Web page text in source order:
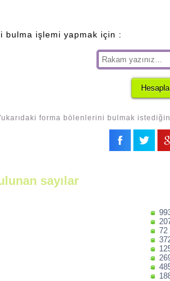
bulma işlemi yapmak için :
forma bölenlerini bulmak
sayılar
72